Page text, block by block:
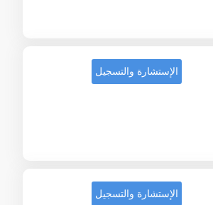
الإستشارة والتسجيل
الإستشارة والتسجيل